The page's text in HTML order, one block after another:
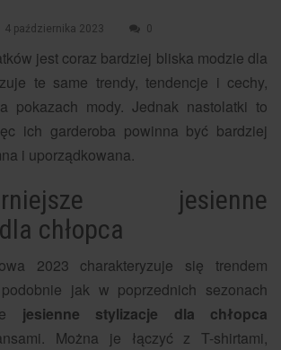
4 października 2023 0
jest coraz bardziej bliska modzie dla
te same trendy, tendencje i cechy,
pokazach mody. Jednak nastolatki to
ich garderoba powinna być bardziej
i uporządkowana.
jesienne
chłopca
2023 charakteryzuje się trendem
jak w poprzednich sezonach
jesienne stylizacje dla chłopca
Można je łączyć z T-shirtami,